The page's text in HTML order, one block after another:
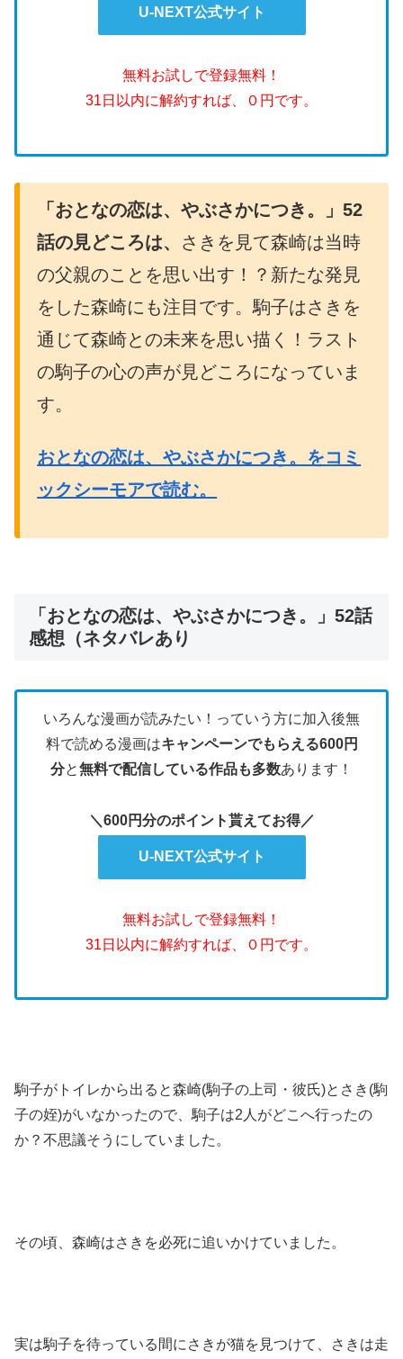
U-NEXT公式サイト
無料お試しで登録無料！
31日以内に解約すれば、０円です。
「おとなの恋は、やぶさかにつき。」52
話の見どころは、 さきを見て森崎は当時
の父親のことを思い出す！？新たな発見
をした森崎にも注目です。駒子はさきを
通じて森崎との未来を思い描く！ラスト
の駒子の心の声が見どころになっていま
す。
おとなの恋は、やぶさかにつき。をコミ
ックシーモアで読む。
「おとなの恋は、やぶさかにつき。」52話
感想（ネタバレあり
いろんな漫画が読みたい！っていう方に加入後無
料で読める漫画はキャンペーンでもらえる600円
分と無料で配信している作品も多数あります！
＼600円分のポイント貰えてお得／
U-NEXT公式サイト
無料お試しで登録無料！
31日以内に解約すれば、０円です。
駒子がトイレから出ると森崎(駒子の上司・彼氏)とさき(駒
子の姪)がいなかったので、駒子は2人がどこへ行ったの
か？不思議そうにしていました。
その頃、森崎はさきを必死に追いかけていました。
実は駒子を待っている間にさきが猫を見つけて、さきは走